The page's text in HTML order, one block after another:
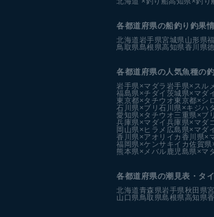
各都道府県の船釣り釣果
北海道岩手県宮城県山形県
鳥取県島根県高知県香川県
各都道府県の人気魚種の
岩手県×マダラ 岩手県×スル
福島県×チダイ 茨城県×マダ
東京都×タチウオ東京都×シ
石川県×ブリ 石川県×キジハ
愛知県×タチウオ三重県×ブリ
兵庫県×マダイ 兵庫県×マダ
岡山県×ヒラメ 広島県×マダ
香川県×アオリイカ 香川県×
福岡県×ケンサキイカ佐賀県
熊本県×メバル鹿児島県×マ
各都道府県の潮見表 ・タ
北海道青森県岩手県秋田県
山口県鳥取県島根県高知県